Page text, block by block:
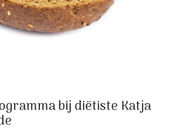
bij diëtiste Katja